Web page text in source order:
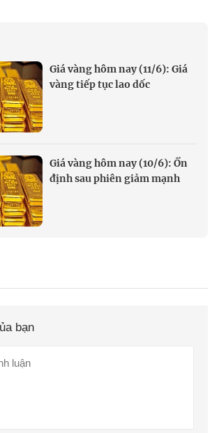
Giá vàng hôm nay (11/6): Giá
vàng tiếp tục lao dốc
Giá vàng hôm nay (10/6): Ổn
định sau phiên giảm mạnh
bạn